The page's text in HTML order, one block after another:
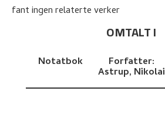
fant ingen relaterte verker
OMTALT I
Notatbok Forfatter:
Astrup, Nikolai